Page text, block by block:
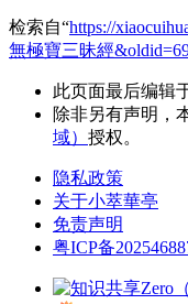
检索自“https://
無極寶三昧經
此页面最后编辑
除非另有声明，
域） 授权。
隐私政策
关于小萃華亭
免责声明
粤ICP备